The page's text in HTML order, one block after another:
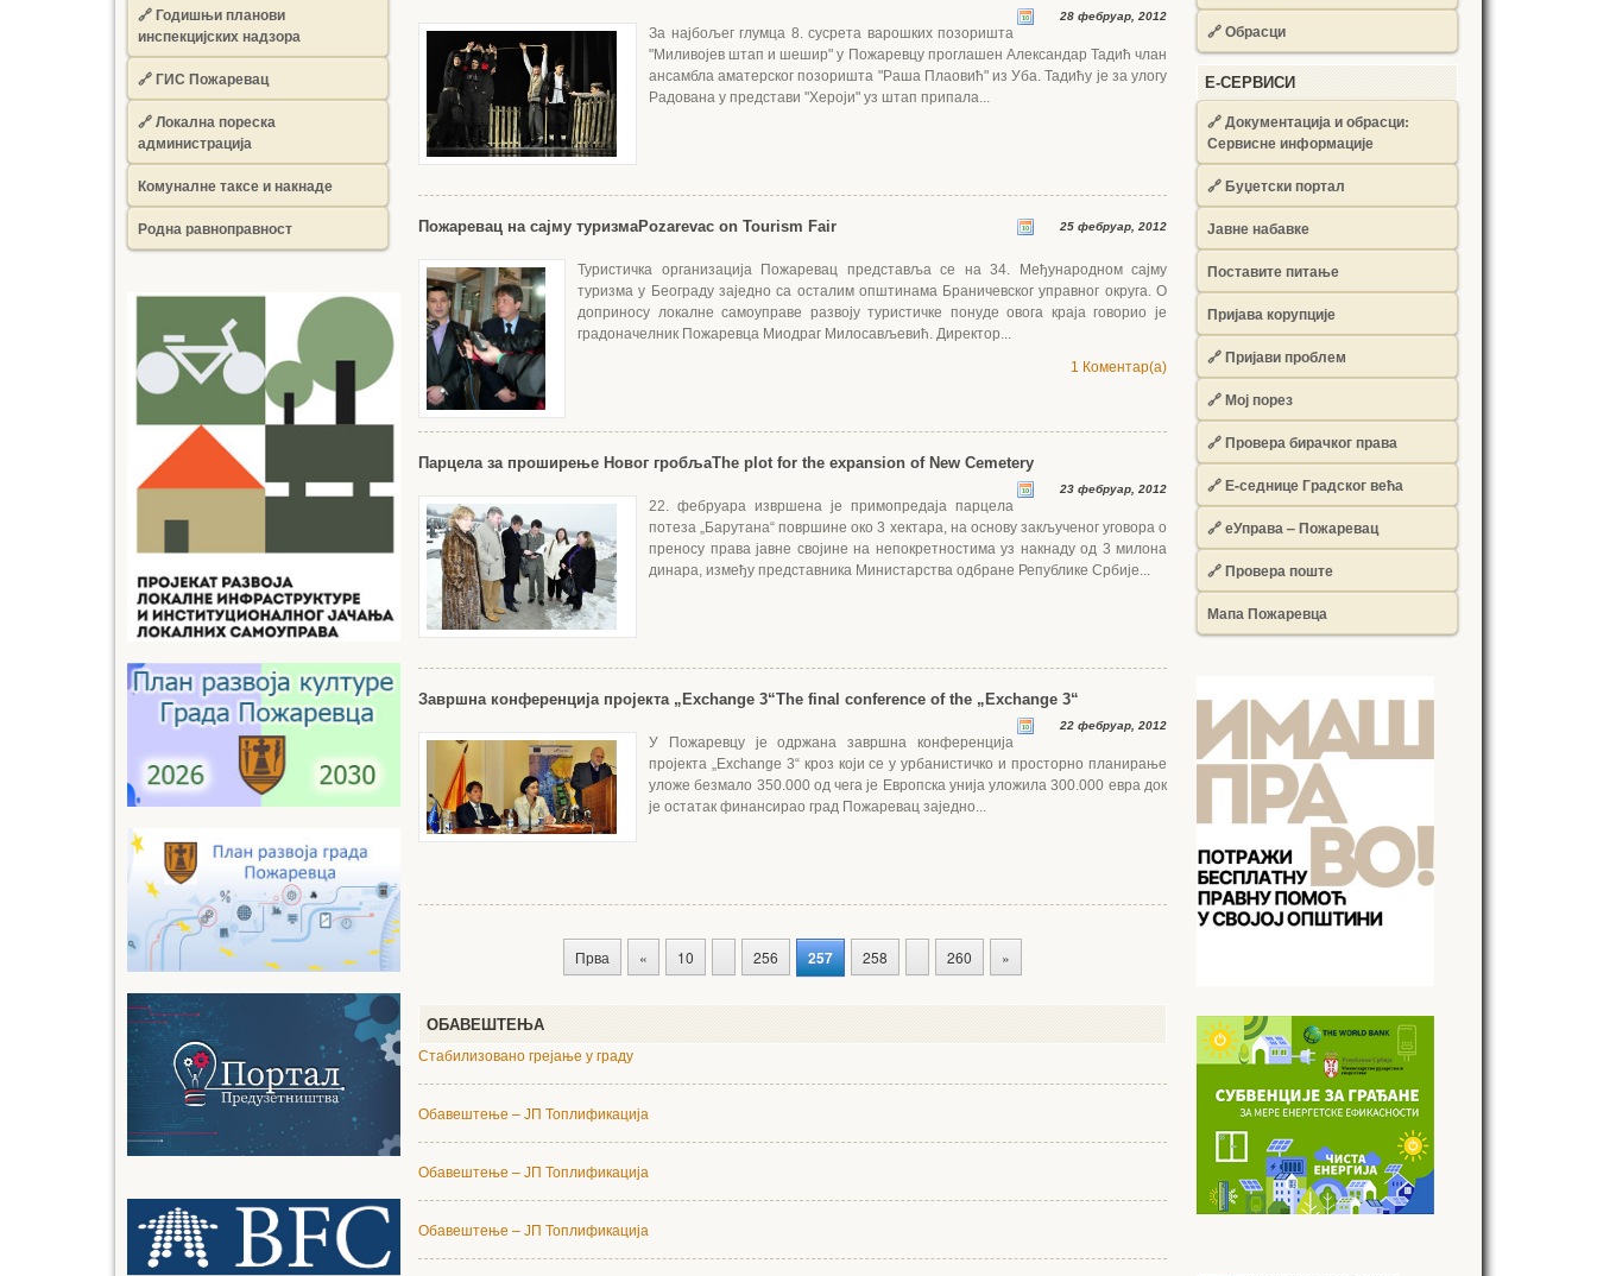
🔗Годишњи планови
инспекцијских надзора
🔗 ГИС Пожаревац
🔗 Локална пореска
администрација
Комуналне таксе и накнаде
Родна равноправност
28 фебруар, 2012
За најбољег глумца 8. сусрета варошких позоришта
"Миливојев штап и шешир" у Пожаревцу проглашен Александар Тадић члан
ансамбла аматерског позоришта "Раша Плаовић" из Уба. Тадићу је за улогу
Радована у представи "Хероји" уз штап припала...
Пожаревац на сајму туризмаPozarevac on Tourism Fair 25 фебруар, 2012
Туристичка организација Пожаревац представља се на 34. Међународном сајму
туризма у Београду заједно са осталим општинама Браничевског управног округа. О
доприносу локалне самоуправе развоју туристичке понуде овога краја говорио је
градоначелник Пожаревца Миодраг Милосављевић. Директор...
1 Коментар(а)
Парцела за проширење Новог гробљаThe plot for the expansion of New Cemetery
23 фебруар, 2012
22. фебруара извршена је примопредаја парцела
потеза „Барутана“ површине око 3 хектара, на основу закљученог уговора о
преносу права јавне својине на непокретностима уз накнаду од 3 милона
динара, између представника Министарства одбране Републике Србије...
Завршна конференција пројекта „Exchange 3“The final conference of the „Exchange 3“
22 фебруар, 2012
У Пожаревцу је одржана завршна конференција
пројекта „Exchange 3“ кроз који се у урбанистичко и просторно планирање
уложе безмало 350.000 од чега је Европска унија уложила 300.000 евра док
је остатак финансирао град Пожаревац заједно...
Прва « 10 256 257 258 260 »
ОБАВЕШТЕЊА
Стабилизовано грејање у граду
Обавештење – ЈП Топлификација
Обавештење – ЈП Топлификација
Обавештење – ЈП Топлификација
🔗Обрасци
Е-СЕРВИСИ
🔗 Документација и обрасци:
Сервисне информације
🔗 Буџетски портал
Јавне набавке
Поставите питање
Пријава корупције
🔗 Пријави проблем
🔗 Мој порез
🔗 Провера бирачког права
🔗 Е-седнице Градског већа
🔗 еУправа – Пожаревац
🔗 Провера поште
Мапа Пожаревца